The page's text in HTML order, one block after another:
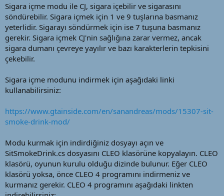
Sigara içme modu ile CJ, sigara içebilir ve sigarasını
söndürebilir. Sigara içmek için 1 ve 9 tuşlarına basmanız
yeterlidir. Sigarayı söndürmek için ise 7 tuşuna basmanız
gerekir. Sigara içmek CJ'nin sağlığına zarar vermez, ancak
sigara dumanı çevreye yayılır ve bazı karakterlerin tepkisini
çekebilir.
Sigara içme modunu indirmek için aşağıdaki linki
kullanabilirsiniz:
https://www.gtainside.com/en/sanandreas/mods/15307-sit-
smoke-drink-mod/
Modu kurmak için indirdiğiniz dosyayı açın ve
SitSmokeDrink.cs dosyasını CLEO klasörüne kopyalayın. CLEO
klasörü, oyunun kurulu olduğu dizinde bulunur. Eğer CLEO
klasörü yoksa, önce CLEO 4 programını indirmeniz ve
kurmanız gerekir. CLEO 4 programını aşağıdaki linkten